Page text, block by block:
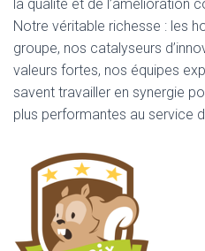
la qualité et de l’amélioration
Notre véritable richesse : les
groupe, nos catalyseurs
valeurs fortes, nos équipes
savent travailler en synergie
plus performantes au service